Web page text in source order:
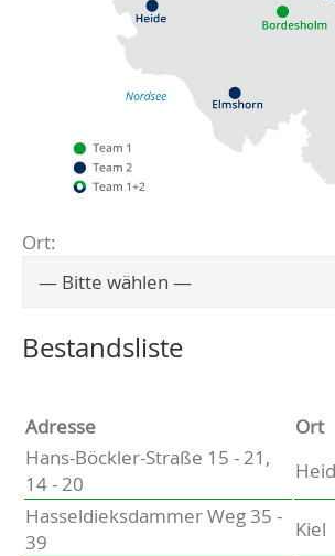
Eckernförde
Heikendorf
Kronshagen
Schwentinental
Preetz
Heide
Bordesholm
Elmshorn
Ort:
Wählen Sie einen Ort, um zur
Bestandsliste
Adresse Ort
Hans-Böckler-Straße 15 - 21,
14 - 20
Hasseldieksdammer Weg 35 -
39
Kiel